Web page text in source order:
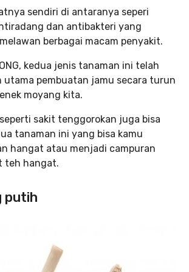
sendiri di antaranya seperi
dan antibakteri yang
berbagai macam penyakit.
kedua jenis tanaman ini telah
utama pembuatan jamu secara turun
moyang kita.
sakit tenggorokan juga bisa
tanaman ini yang bisa kamu
hangat atau menjadi campuran
teh hangat.
putih